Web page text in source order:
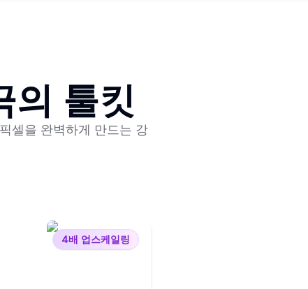
의 툴킷
셀을 완벽하게 만드는 강
4배 업스케일링